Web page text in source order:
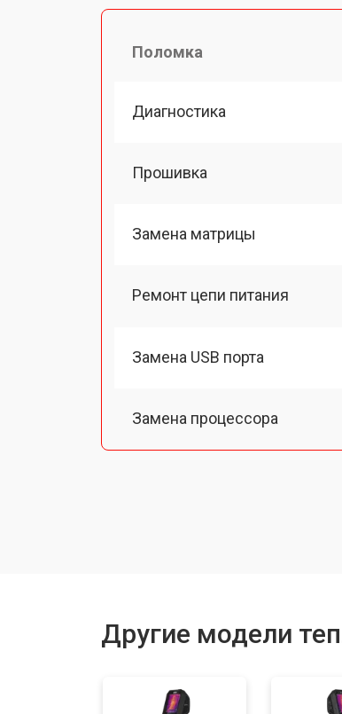
Поломка
Диагностика
Прошивка
Замена матрицы
Ремонт цепи питания
Замена USB порта
Замена процессора
Другие модели